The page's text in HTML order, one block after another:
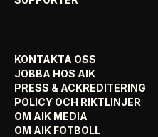
KONTAKTA OSS
JOBBA HOS AIK
PRESS & ACKREDITERING
POLICY OCH RIKTLINJER
OM AIK MEDIA
OM AIK FOTBOLL